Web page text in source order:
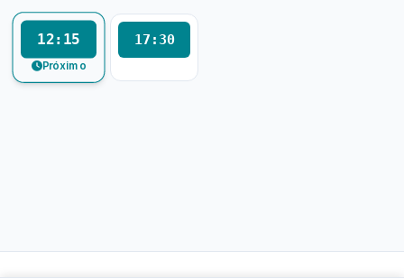
12:15
Próximo
17:30